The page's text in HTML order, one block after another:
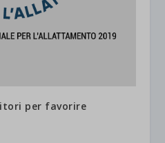
per favorire